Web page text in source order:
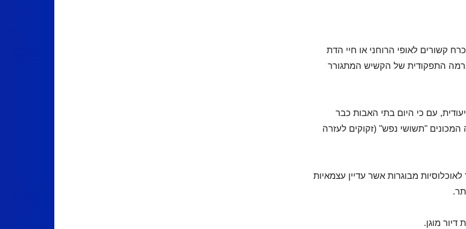
קשורים לאופי הרוחני או חיי הדת
התפקודית של הקשיש המתגורר
עם כי היום בתי האבות כבר
"תשושי נפש" (זקוקים לעזרה
מבוגרות אשר עדיין עצמאיות
מוגן.